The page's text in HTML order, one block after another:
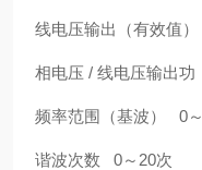
线电压输出（有效值
相电压 / 线电压输出
频率范围（基波） 0
谐波次数 0～20次